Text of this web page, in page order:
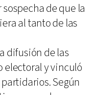
de que la
al tanto de las
difusión de las
electoral y vinculó
Según